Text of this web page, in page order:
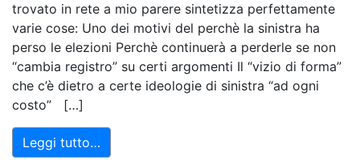
trovato in rete a mio parere sintetizza perfettamente
varie cose: Uno dei motivi del perchè la sinistra ha
perso le elezioni Perchè continuerà a perderle se non
“cambia registro” su certi argomenti Il “vizio di forma”
che c’è dietro a certe ideologie di sinistra “ad ogni
costo” […]
Leggi tutto…